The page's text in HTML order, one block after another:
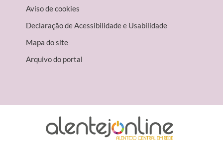
Categorias gerais
Filtros
Aviso de cookies
Declaração de Acessibilidade e Usabilidade
Mapa do site
Arquivo do portal